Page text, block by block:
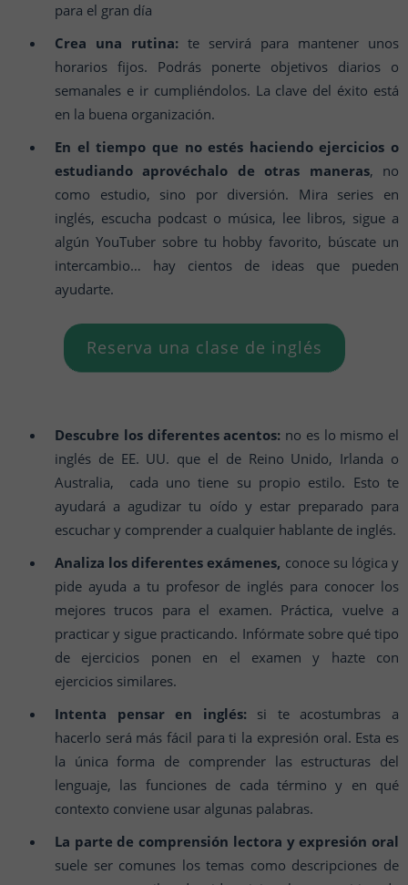
para el gran día
Crea una rutina: te servirá para mantener unos
horarios fijos. Podrás ponerte objetivos diarios o
semanales e ir cumpliéndolos. La clave del éxito está
en la buena organización.
En el tiempo que no estés haciendo ejercicios o
estudiando aprovéchalo de otras maneras, no
como estudio, sino por diversión. Mira series en
inglés, escucha podcast o música, lee libros, sigue a
algún YouTuber sobre tu hobby favorito, búscate un
intercambio… hay cientos de ideas que pueden
ayudarte.
Reserva una clase de inglés
Descubre los diferentes acentos: no es lo mismo el
inglés de EE. UU. que el de Reino Unido, Irlanda o
Australia, cada uno tiene su propio estilo. Esto te
ayudará a agudizar tu oído y estar preparado para
escuchar y comprender a cualquier hablante de inglés.
Analiza los diferentes exámenes, conoce su lógica y
pide ayuda a tu profesor de inglés para conocer los
mejores trucos para el examen. Práctica, vuelve a
practicar y sigue practicando. Infórmate sobre qué tipo
de ejercicios ponen en el examen y hazte con
ejercicios similares.
Intenta pensar en inglés:si te acostumbras a
hacerlo será más fácil para ti la expresión oral. Esta es
la única forma de comprender las estructuras del
lenguaje, las funciones de cada término y en qué
contexto conviene usar algunas palabras.
La parte de comprensión lectora y expresión oral
suele ser comunes los temas como descripciones de